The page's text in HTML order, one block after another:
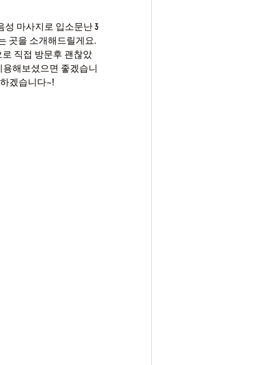
성 마사지로 입소문난 3
곳을 소개해드릴게요.
직접 방문후 괜찮았
해보셨으면 좋겠습니
겠습니다~!